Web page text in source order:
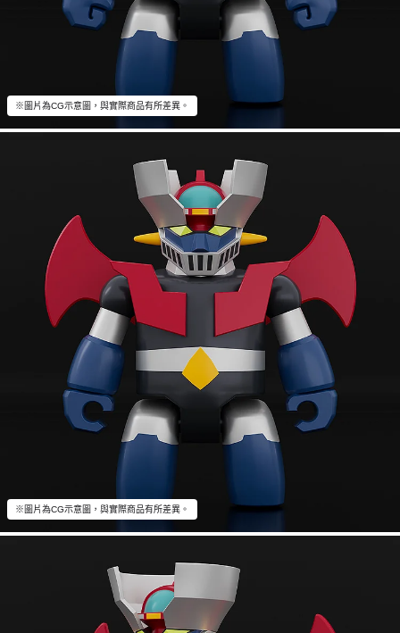
※圖片為CG示意圖，與實際商品有所差異。
※圖片為CG示意圖，與實際商品有所差異。